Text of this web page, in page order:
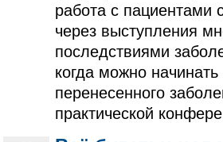
работа с пациентами
через выступления
последствиями
когда можно
перенесенного
практической